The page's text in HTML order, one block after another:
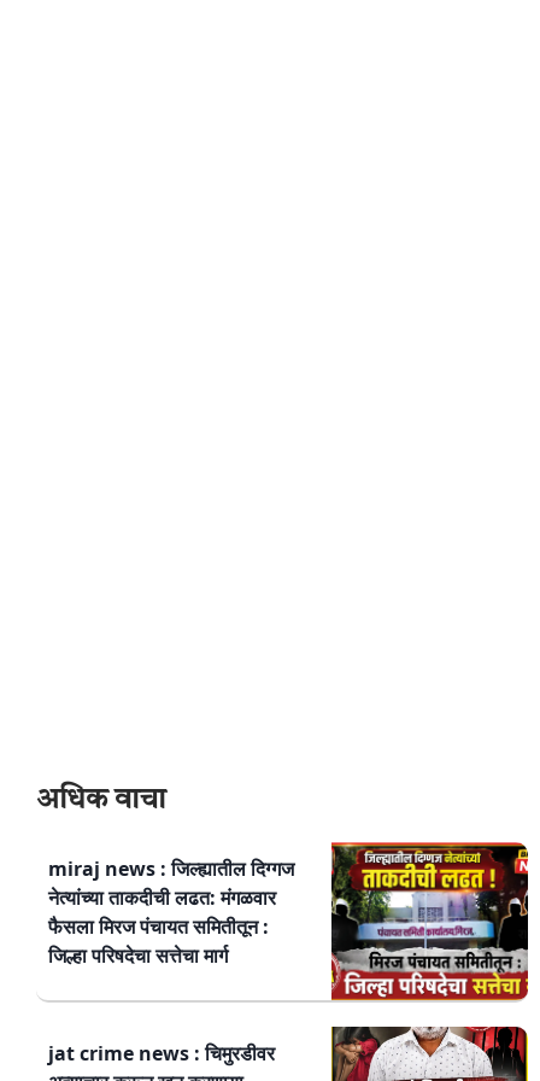
अधिक वाचा
miraj news : जिल्ह्यातील दिग्गज
नेत्यांच्या ताकदीची लढत: मंगळवार
फैसला मिरज पंचायत समितीतून :
जिल्हा परिषदेचा सत्तेचा मार्ग
jat crime news : चिमुरडीवर